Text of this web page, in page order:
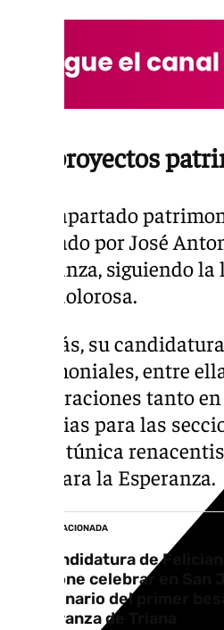
Los proyectos
En el apartado
diseñado por José
esperanza, siguiendo
de la dolorosa.
Además, su
patrimoniales, entre
restauraciones tanto
insignias para las
nueva túnica
rosa para la Esperanza.
NOTICIA RELACIONADA
La candidatura de
propone celebrar en San
centenario del primer
Esperanza de Triana